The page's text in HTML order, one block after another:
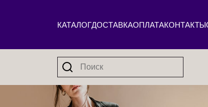
КАТАЛОГДОСТАВКАОПЛАТАКОНТАКТЫ